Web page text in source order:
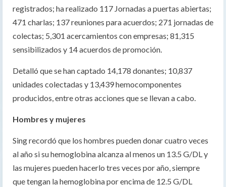
registrados; ha realizado 117 Jornadas a puertas abiertas;
471 charlas; 137 reuniones para acuerdos; 271 jornadas de
colectas; 5,301 acercamientos con empresas; 81,315
sensibilizados y 14 acuerdos de promoción.
Detalló que se han captado 14,178 donantes; 10,837
unidades colectadas y 13,439 hemocomponentes
producidos, entre otras acciones que se llevan a cabo.
Hombres y mujeres
Sing recordó que los hombres pueden donar cuatro veces
al año si su hemoglobina alcanza al menos un 13.5 G/DL y
las mujeres pueden hacerlo tres veces por año, siempre
que tengan la hemoglobina por encima de 12.5 G/DL